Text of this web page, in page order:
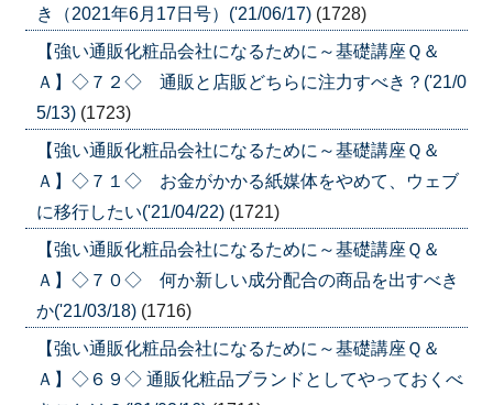
き（2021年6月17日号）('21/06/17) (1728)
【強い通販化粧品会社になるために～基礎講座Ｑ＆
Ａ】◇７２◇ 通販と店販どちらに注力すべき？('21/0
5/13) (1723)
【強い通販化粧品会社になるために～基礎講座Ｑ＆
Ａ】◇７１◇ お金がかかる紙媒体をやめて、ウェブ
に移行したい('21/04/22) (1721)
【強い通販化粧品会社になるために～基礎講座Ｑ＆
Ａ】◇７０◇ 何か新しい成分配合の商品を出すべき
か('21/03/18) (1716)
【強い通販化粧品会社になるために～基礎講座Ｑ＆
Ａ】◇６９◇ 通販化粧品ブランドとしてやっておくべ